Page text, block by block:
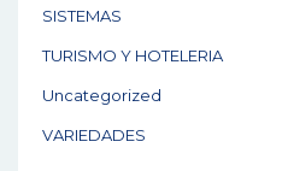
SISTEMAS
TURISMO Y HOTELERIA
Uncategorized
VARIEDADES